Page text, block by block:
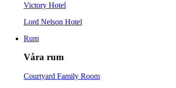
Victory Hotel
Lord Nelson Hotel
Rum
Våra rum
Courtyard Family Room